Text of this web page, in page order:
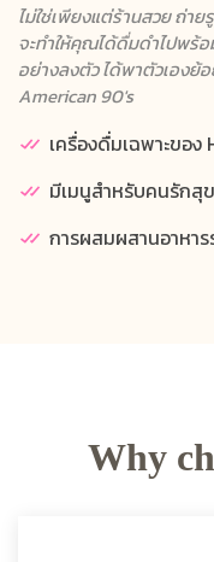
ไม่ใช่เพียงแต่ร้านสวย ถ่า
จะทำให้คุณได้ดื่มดำไปพร้
อย่างลงตัว ได้พาตัวเองย้
American 90's
เครื่องดื่มเฉพาะของ
มีเมนูสำหรับคนรักสุ
การผสมผสานอาหาร
Why